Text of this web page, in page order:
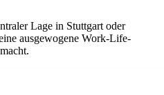
Lage in Stuttgart oder
ausgewogene Work-Life-